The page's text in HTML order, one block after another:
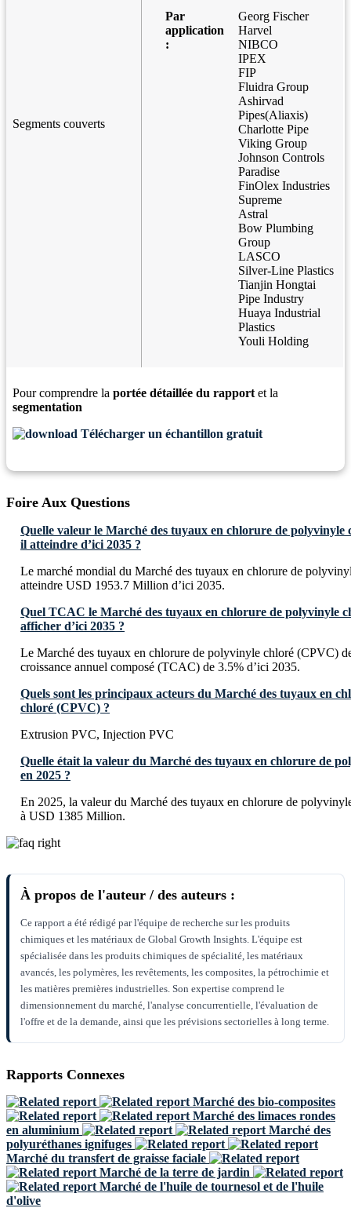
Segments couverts
Par
application
:
Georg Fischer
Harvel
NIBCO
IPEX
FIP
Fluidra Group
Ashirvad
Pipes(Aliaxis)
Charlotte Pipe
Viking Group
Johnson Controls
Paradise
FinOlex Industries
Supreme
Astral
Bow Plumbing
Group
LASCO
Silver-Line Plastics
Tianjin Hongtai
Pipe Industry
Huaya Industrial
Plastics
Youli Holding
Pour comprendre la portée détaillée du rapport et la
segmentation
Télécharger un échantillon gratuit
Foire Aux Questions
Quelle valeur le Marché des tuyaux en chlorure de
il atteindre d’ici 2035 ?
Le marché mondial du Marché des tuyaux en chlorure de
atteindre USD 1953.7 Million d’ici 2035.
Quel TCAC le Marché des tuyaux en chlorure de polyvinyle
afficher d’ici 2035 ?
Le Marché des tuyaux en chlorure de polyvinyle chloré (CPVC)
croissance annuel composé (TCAC) de 3.5% d’ici 2035.
Quels sont les principaux acteurs du Marché des tuyaux en
chloré (CPVC) ?
Extrusion PVC, Injection PVC
Quelle était la valeur du Marché des tuyaux en chlorure de
en 2025 ?
En 2025, la valeur du Marché des tuyaux en chlorure de
à USD 1385 Million.
À propos de l'auteur / des auteurs :
Ce rapport a été rédigé par l'équipe de recherche sur les produits
chimiques et les matériaux de Global Growth Insights. L'équipe est
spécialisée dans les produits chimiques de spécialité, les matériaux
avancés, les polymères, les revêtements, les composites, la pétrochimie et
les matières premières industrielles. Son expertise comprend le
dimensionnement du marché, l'analyse concurrentielle, l'évaluation de
l'offre et de la demande, ainsi que les prévisions sectorielles à long terme.
Rapports Connexes
Marché des bio-composites
Marché des limaces rondes
en aluminium
Marché des
polyuréthanes ignifuges
Marché du transfert de graisse faciale
Marché de la terre de jardin
Marché de l'huile de tournesol et de l'huile
d'olive